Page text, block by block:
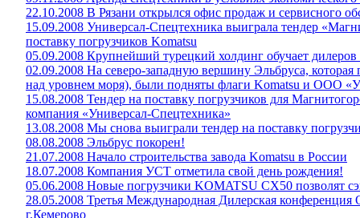
22.10.2008 В Рязани открылся офис продаж и сервисного
15.09.2008 Универсал-Спецтехника выиграла тендер
поставку погрузчиков Komatsu
05.09.2008 Крупнейший турецкий холдинг обучает
02.09.2008 На северо-западную вершину Эльбруса,
над уровнем моря), были подняты флаги Komatsu и ООО
15.08.2008 Тендер на поставку погрузчиков для
компания «Универсал-Спецтехника»
13.08.2008 Мы снова выиграли тендер на поставку
08.08.2008 Эльбрус покорен!
21.07.2008 Начало строительства завода Komatsu в России
18.07.2008 Компания УСТ отметила свой день рождения!
05.06.2008 Новые погрузчики KOMATSU СХ50 позволят
28.05.2008 Третья Международная Дилерская
г.Кемерово